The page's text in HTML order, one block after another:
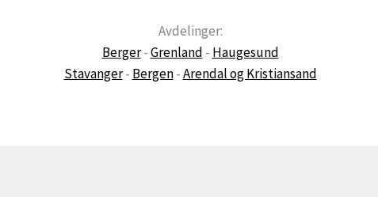
Avdelinger:
Berger-Grenland - Haugesund
Stavanger- Bergen-Arendal og Kristiansand